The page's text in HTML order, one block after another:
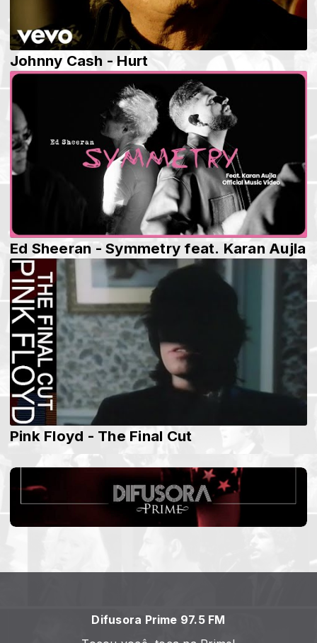
Johnny Cash - Hurt
Ed Sheeran - Symmetry feat. Karan Aujla
Pink Floyd - The Final Cut
Difusora Prime 97.5 FM